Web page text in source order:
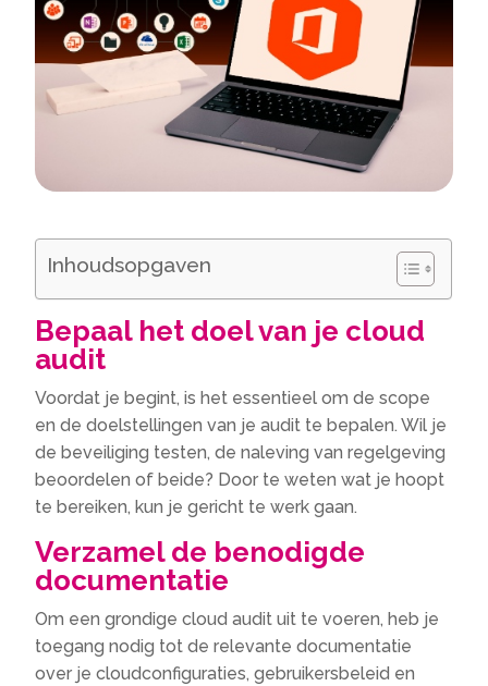
Inhoudsopgaven
Bepaal het doel van je cloud
audit
Voordat je begint, is het essentieel om de scope
en de doelstellingen van je audit te bepalen. Wil je
de beveiliging testen, de naleving van regelgeving
beoordelen of beide? Door te weten wat je hoopt
te bereiken, kun je gericht te werk gaan.
Verzamel de benodigde
documentatie
Om een grondige cloud audit uit te voeren, heb je
toegang nodig tot de relevante documentatie
over je cloudconfiguraties, gebruikersbeleid en